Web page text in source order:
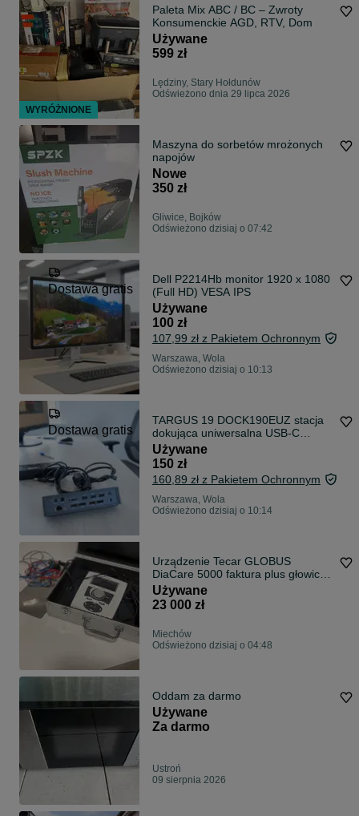
Paleta Mix ABC / BC – Zwroty
Konsumenckie AGD, RTV, Dom
Używane
599 zł
Lędziny, Stary Hołdunów
Odświeżono dnia 29 lipca 2026
Maszyna do sorbetów mrożonych
napojów
Nowe
350 zł
Gliwice, Bojków
Odświeżono dzisiaj o 07:42
Dostawa gratis
Dell P2214Hb monitor 1920 x 1080
(Full HD) VESA IPS
Używane
100 zł
107,99 zł z Pakietem Ochronnym
Warszawa, Wola
Odświeżono dzisiaj o 10:13
Dostawa gratis
TARGUS 19 DOCK190EUZ stacja
dokująca uniwersalna USB-C
DOCK190 100W DV4K
Używane
150 zł
160,89 zł z Pakietem Ochronnym
Warszawa, Wola
Odświeżono dzisiaj o 10:14
Urządzenie Tecar GLOBUS
DiaCare 5000 faktura plus głowica
bipolaryzacyjna
Używane
23 000 zł
Miechów
Odświeżono dzisiaj o 04:48
Oddam za darmo
Używane
Za darmo
Ustroń
09 sierpnia 2026
WYRÓŻNIONE